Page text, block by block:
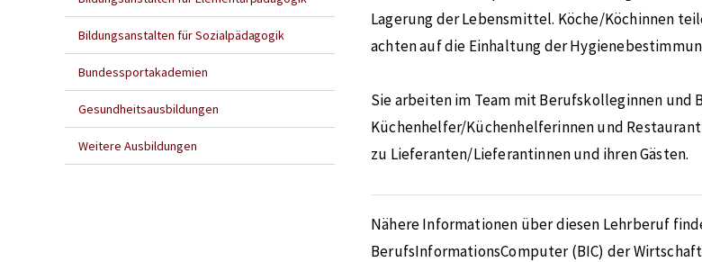
Bildungsanstalten für Sozialpädagogik
Bundessportakademien
Gesundheitsausbildungen
Weitere Ausbildungen
Lagerung der Lebensmittel. Köche/Köchinnen
achten auf die Einhaltung der
Sie arbeiten im Team mit Berufskolleginnen und
Küchenhelfer/Küchenhelferinnen und
zu Lieferanten/Lieferantinnen und ihren Gästen.
Nähere Informationen über diesen Lehrberuf
BerufsInformationsComputer (BIC) der